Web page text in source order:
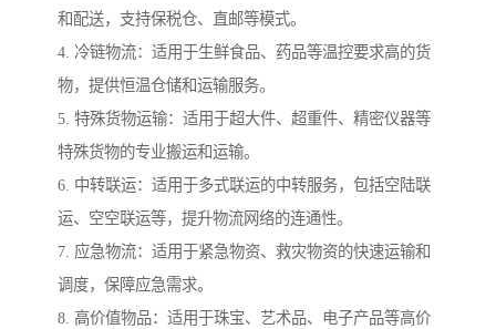
和配送，支持保税仓、直邮等模式。
4. 冷链物流：适用于生鲜食品、药品等温控要求高的货
物，提供恒温仓储和运输服务。
5. 特殊货物运输：适用于超大件、超重件、精密仪器等
特殊货物的专业搬运和运输。
6. 中转联运：适用于多式联运的中转服务，包括空陆联
运、空空联运等，提升物流网络的连通性。
7. 应急物流：适用于紧急物资、救灾物资的快速运输和
调度，保障应急需求。
8. 高价值物品：适用于珠宝、艺术品、电子产品等高价